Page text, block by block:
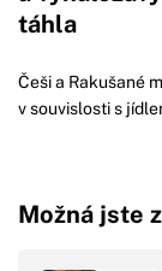
táhla
Češi a Rakušané
v souvislosti s
Možná jste